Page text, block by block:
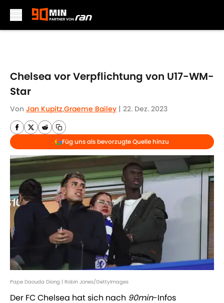
Chelsea vor Verpflichtung von U17-WM-
Star
Von Jan Kupitz,Graeme Bailey | 22. Dez. 2023
Füg uns als bevorzugte Quelle hinzu
Pape Daouda Diong | Robin Jones/GettyImages
Der FC Chelsea hat sich nach 90min-Infos